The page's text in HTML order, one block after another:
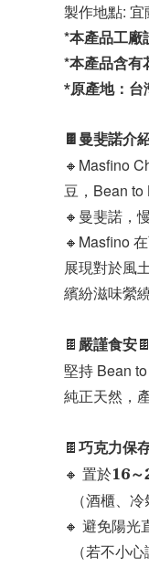
製作地點:
*本產品工廠
*本產品含有
*原產地：台
🍫曼斐諾介
🔸Masfino
豆，Bean to
🔸曼斐諾，
🔸Masfino
展現對於風
繽紛滋味縈
🍫嚴謹食安🍫
堅持 Bean
純正天然，
🍫巧克力保
🔸 置於16
（酒櫃、冷
🔸 避免陽光
（若不小